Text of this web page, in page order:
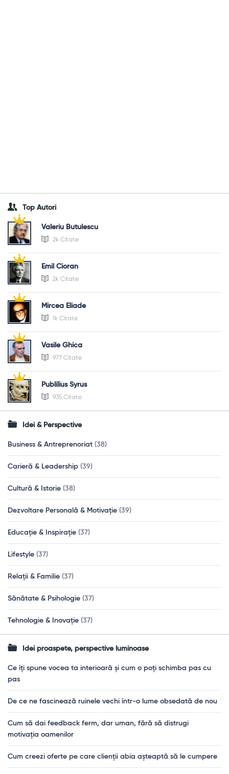
Top Autori
Valeriu Butulescu
2k Citate
Emil Cioran
2k Citate
Mircea Eliade
1k Citate
Vasile Ghica
977 Citate
Publilius Syrus
935 Citate
Idei & Perspective
Business & Antreprenoriat (38)
Carieră & Leadership (39)
Cultură & Istorie (38)
Dezvoltare Personală & Motivație (39)
Educație & Inspirație (37)
Lifestyle (37)
Relații & Familie (37)
Sănătate & Psihologie (37)
Tehnologie & Inovație (37)
Idei proaspete, perspective luminoase
Ce îți spune vocea ta interioară și cum o poți schimba pas cu
pas
De ce ne fascinează ruinele vechi într-o lume obsedată de nou
Cum să dai feedback ferm, dar uman, fără să distrugi
motivația oamenilor
Cum creezi oferte pe care clienții abia așteaptă să le cumpere